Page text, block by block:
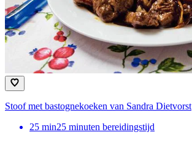
Stoof met bastognekoeken van Sandra Dietvorst
25 min25 minuten bereidingstijd